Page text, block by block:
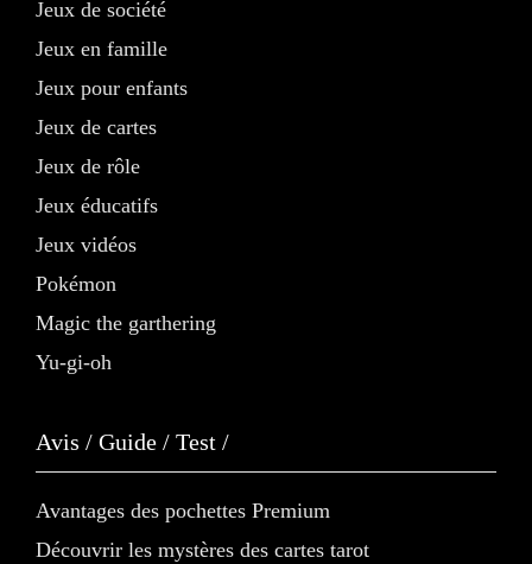
Jeux de société
Jeux en famille
Jeux pour enfants
Jeux de cartes
Jeux de rôle
Jeux éducatifs
Jeux vidéos
Pokémon
Magic the garthering
Yu-gi-oh
Avis / Guide / Test /
Avantages des pochettes Premium
Découvrir les mystères des cartes tarot